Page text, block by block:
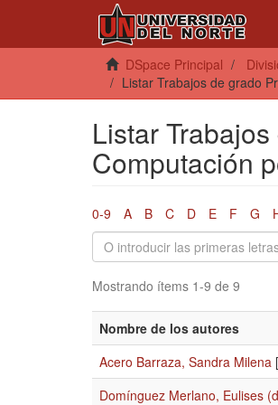
DSpace Principal
Listar Trabajos de grado
Listar
Computación
0-9 A B C D E F G
Mostrando ítems 1-9 de 9
Nombre de los autores
Acero Barraza, Sandra Milena
Domínguez Merlano, Eulises